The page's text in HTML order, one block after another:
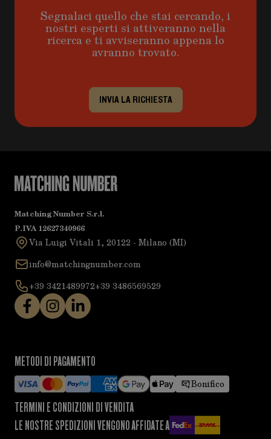
Segnalaci quello che stai cercando, i
nostri esperti si attiveranno nella
ricerca e ti avviseranno appena lo
avranno trovato.
INVIA LA RICHIESTA
Matching Number S.r.l.
P.IVA 12627340966
Via Luigi Vitali 1, 20122 - Milano (MI)
info@matchingnumber.com
+39 3421489972+39 3486569529
METODI DI PAGAMENTO
Bonifico
TERMINI E CONDIZIONI DI VENDITA
LE NOSTRE SPEDIZIONI VENGONO AFFIDATE A